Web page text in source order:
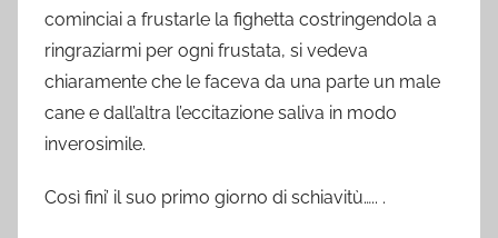
cominciai a frustarle la fighetta costringendola a
ringraziarmi per ogni frustata, si vedeva
chiaramente che le faceva da una parte un male
cane e dall’altra l’eccitazione saliva in modo
inverosimile.
Così fini’ il suo primo giorno di schiavitù….. .